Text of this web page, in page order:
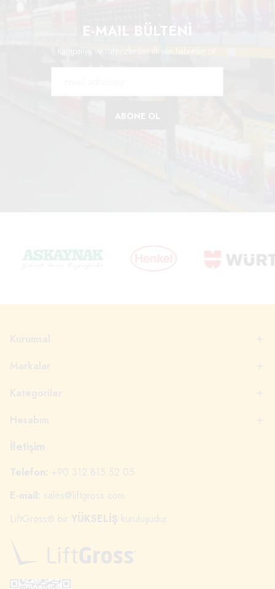
E-MAIL BÜLTENİ
Kampanya ve sürprizlerden ilk sen haberdar ol!
ABONE OL
İletişim
Telefon: +90 312 815 52 05
E-mail: sales@liftgross.com
LiftGross® bir YÜKSELİŞ kuruluşudur.